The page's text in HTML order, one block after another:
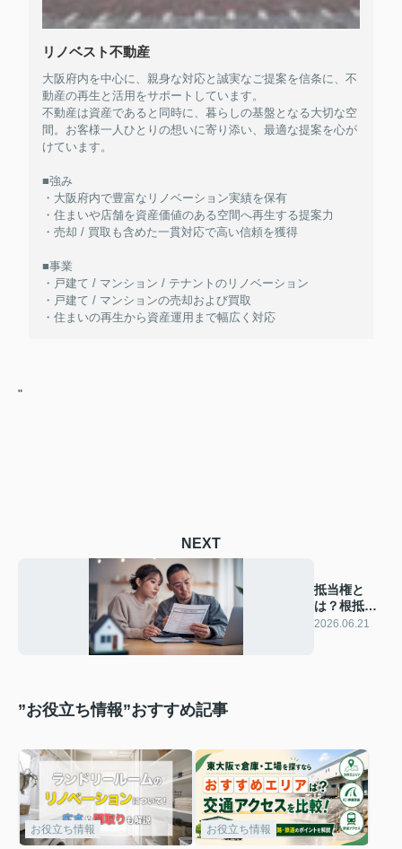
リノベスト不動産
大阪府内を中心に、親身な対応と誠実なご提案を信条に、不
動産の再生と活用をサポートしています。
不動産は資産であると同時に、暮らしの基盤となる大切な空
間。お客様一人ひとりの想いに寄り添い、最適な提案を心が
けています。
■強み
・大阪府内で豊富なリノベーション実績を保有
・住まいや店舗を資産価値のある空間へ再生する提案力
・売却 / 買取も含めた一貫対応で高い信頼を獲得
■事業
・戸建て / マンション / テナントのリノベーション
・戸建て / マンションの売却および買取
・住まいの再生から資産運用まで幅広く対応
"
NEXT
抵当権と
は？根抵当
権との違い
2026.06.21
”お役立ち情報”おすすめ記事
お役立ち情報 お役立ち情報